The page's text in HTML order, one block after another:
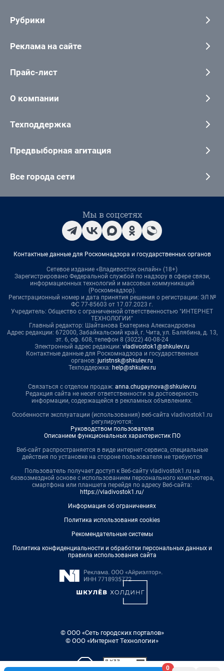
0
Рубрики
Реклама на сайте
Прайс-лист
О компании
Техподдержка
Предвыборная агитация
Все города сети
Мы в соцсетях
Контактные данные для Роскомнадзора и государственных органов
Сетевое издание «Владивосток онлайн» (18+)
Зарегистрировано Федеральной службой по надзору в сфере связи,
информационных технологий и массовых коммуникаций
(Роскомнадзор).
Регистрационный номер и дата принятия решения о регистрации: ЭЛ №
ФС 77-85603 от 17.07.2023 г.
Учредитель: Общество с ограниченной ответственностью "ИНТЕРНЕТ
ТЕХНОЛОГИИ"
Главный редактор: Шайтанова Екатерина Александровна
Адрес редакции: 672000, Забайкальский край, г. Чита, ул. Балябина, д. 13,
эт. 6, оф. 608, телефон 8 (3022) 40-08-24
Электронный адрес редакции: vladivostok1@shkulev.ru
Контактные данные для Роскомнадзора и государственных
органов: juristnsk@shkulev.ru
Техподдержка: help@shkulev.ru
Связаться с отделом продаж: anna.chugaynova@shkulev.ru
Редакция сайта не несет ответственности за достоверность
информации, содержащейся в рекламных объявлениях.
Особенности эксплуатации (использования) веб-сайта vladivostok1.ru
регулируются:
Руководством пользователя
Описанием функциональных характеристик ПО
Веб-сайт распространяется в виде интернет-сервиса, специальные
действия по установке на стороне пользователя не требуются
Пользователь получает доступ к Веб-сайту vladivostok1.ru на
безвозмездной основе с использованием персонального компьютера,
смартфона или планшета перейдя по адресу Веб-сайта:
https://vladivostok1.ru/
Информация об ограничениях
Политика использования cookies
Рекомендательные системы
Политика конфиденциальности и обработки персональных данных и
правила использования сайта
© ООО «Сеть городских порталов»
© ООО «Интернет Технологии»